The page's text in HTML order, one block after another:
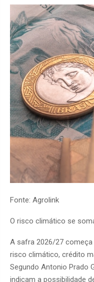
Fonte: Agrolink
O risco climático se
A safra 2026/27
risco climático, crédito
Segundo Antonio Prado
indicam a possibilidade